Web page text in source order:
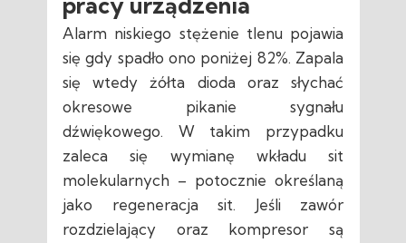
Alarm niskiego stężenie tlenu pojawia
się gdy spadło ono poniżej 82%. Zapala
się wtedy żółta dioda oraz słychać
okresowe pikanie sygnału
dźwiękowego. W takim przypadku
zaleca się wymianę wkładu sit
molekularnych – potocznie określaną
jako regeneracja sit. Jeśli zawór
rozdzielający oraz kompresor są